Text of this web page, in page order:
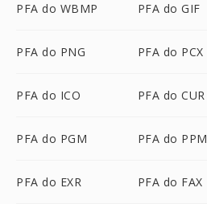
PFA do WBMP PFA do GIF
PFA do PNG PFA do PCX
PFA do ICO PFA do CUR
PFA do PGM PFA do PPM
PFA do EXR PFA do FAX